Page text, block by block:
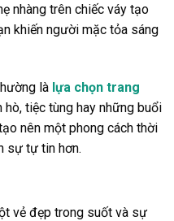
nhàng trên chiếc váy tạo
khiến người mặc tỏa sáng
là lựa chọn trang
hò, tiệc tùng hay những buổi
nên một phong cách thời
sự tự tin hơn.
vẻ đẹp trong suốt và sự